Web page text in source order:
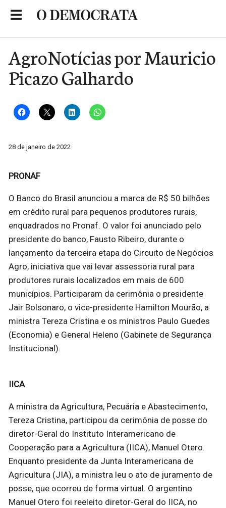
AgroNotícias por Mauricio
Picazo Galhardo
28 de janeiro de 2022
PRONAF
O Banco do Brasil anunciou a marca de R$ 50 bilhões
em crédito rural para pequenos produtores rurais,
enquadrados no Pronaf. O valor foi anunciado pelo
presidente do banco, Fausto Ribeiro, durante o
lançamento da terceira etapa do Circuito de Negócios
Agro, iniciativa que vai levar assessoria rural para
produtores rurais localizados em mais de 600
municípios. Participaram da cerimônia o presidente
Jair Bolsonaro, o vice-presidente Hamilton Mourão, a
ministra Tereza Cristina e os ministros Paulo Guedes
(Economia) e General Heleno (Gabinete de Segurança
Institucional).
IICA
A ministra da Agricultura, Pecuária e Abastecimento,
Tereza Cristina, participou da cerimônia de posse do
diretor-Geral do Instituto Interamericano de
Cooperação para a Agricultura (IICA), Manuel Otero.
Enquanto presidente da Junta Interamericana de
Agricultura (JIA), a ministra leu o ato de juramento de
posse, que ocorreu de forma virtual. O argentino
Manuel Otero foi reeleito diretor-Geral do IICA, no